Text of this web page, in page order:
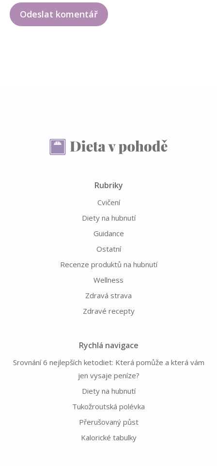
Rubriky
Cvičení
Diety na hubnutí
Guidance
Ostatní
Recenze produktů na hubnutí
Wellness
Zdravá strava
Zdravé recepty
Rychlá navigace
Srovnání 6 nejlepších ketodiet: Která pomůže a která vám
jen vysaje peníze?
Diety na hubnutí
Tukožroutská polévka
Přerušovaný půst
Kalorické tabulky